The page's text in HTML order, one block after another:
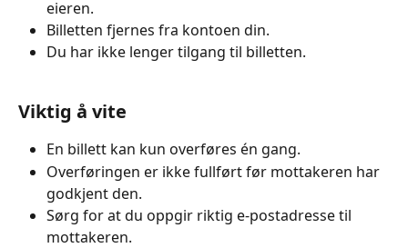
eieren.
Billetten fjernes fra kontoen din.
Du har ikke lenger tilgang til billetten.
Viktig å vite
En billett kan kun overføres én gang.
Overføringen er ikke fullført før mottakeren har
godkjent den.
Sørg for at du oppgir riktig e-postadresse til
mottakeren.